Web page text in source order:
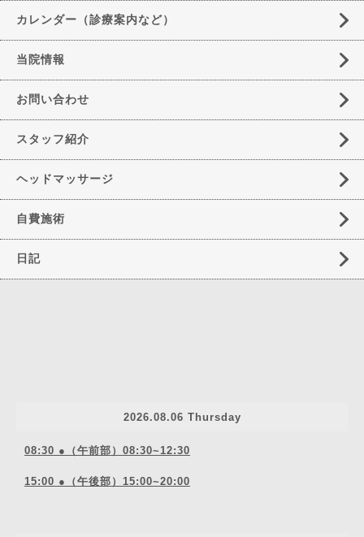
カレンダー（診療案内など）
当院情報
お問い合わせ
スタッフ紹介
ヘッドマッサージ
自費施術
日記
2026.08.06 Thursday
08:30 ●（午前部）08:30~12:30
15:00 ●（午後部）15:00~20:00